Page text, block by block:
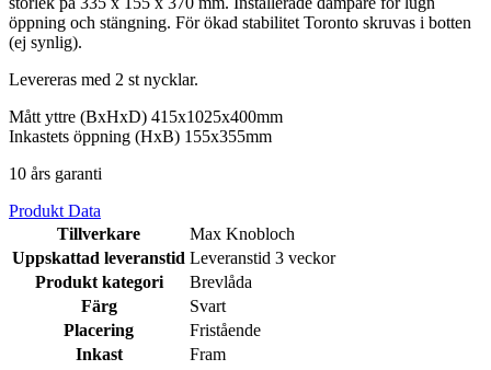
öppning och stängning. För ökad stabilitet Toronto skruvas i botten
(ej synlig).
Levereras med 2 st nycklar.
Mått yttre (BxHxD) 415x1025x400mm
Inkastets öppning (HxB) 155x355mm
10 års garanti
Produkt Data
Tillverkare
Max Knobloch
Uppskattad leveranstid Leveranstid 3 veckor
Produkt kategori
Brevlåda
Färg
Svart
Placering
Fristående
Inkast
Fram